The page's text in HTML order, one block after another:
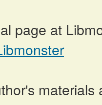
page at
materials